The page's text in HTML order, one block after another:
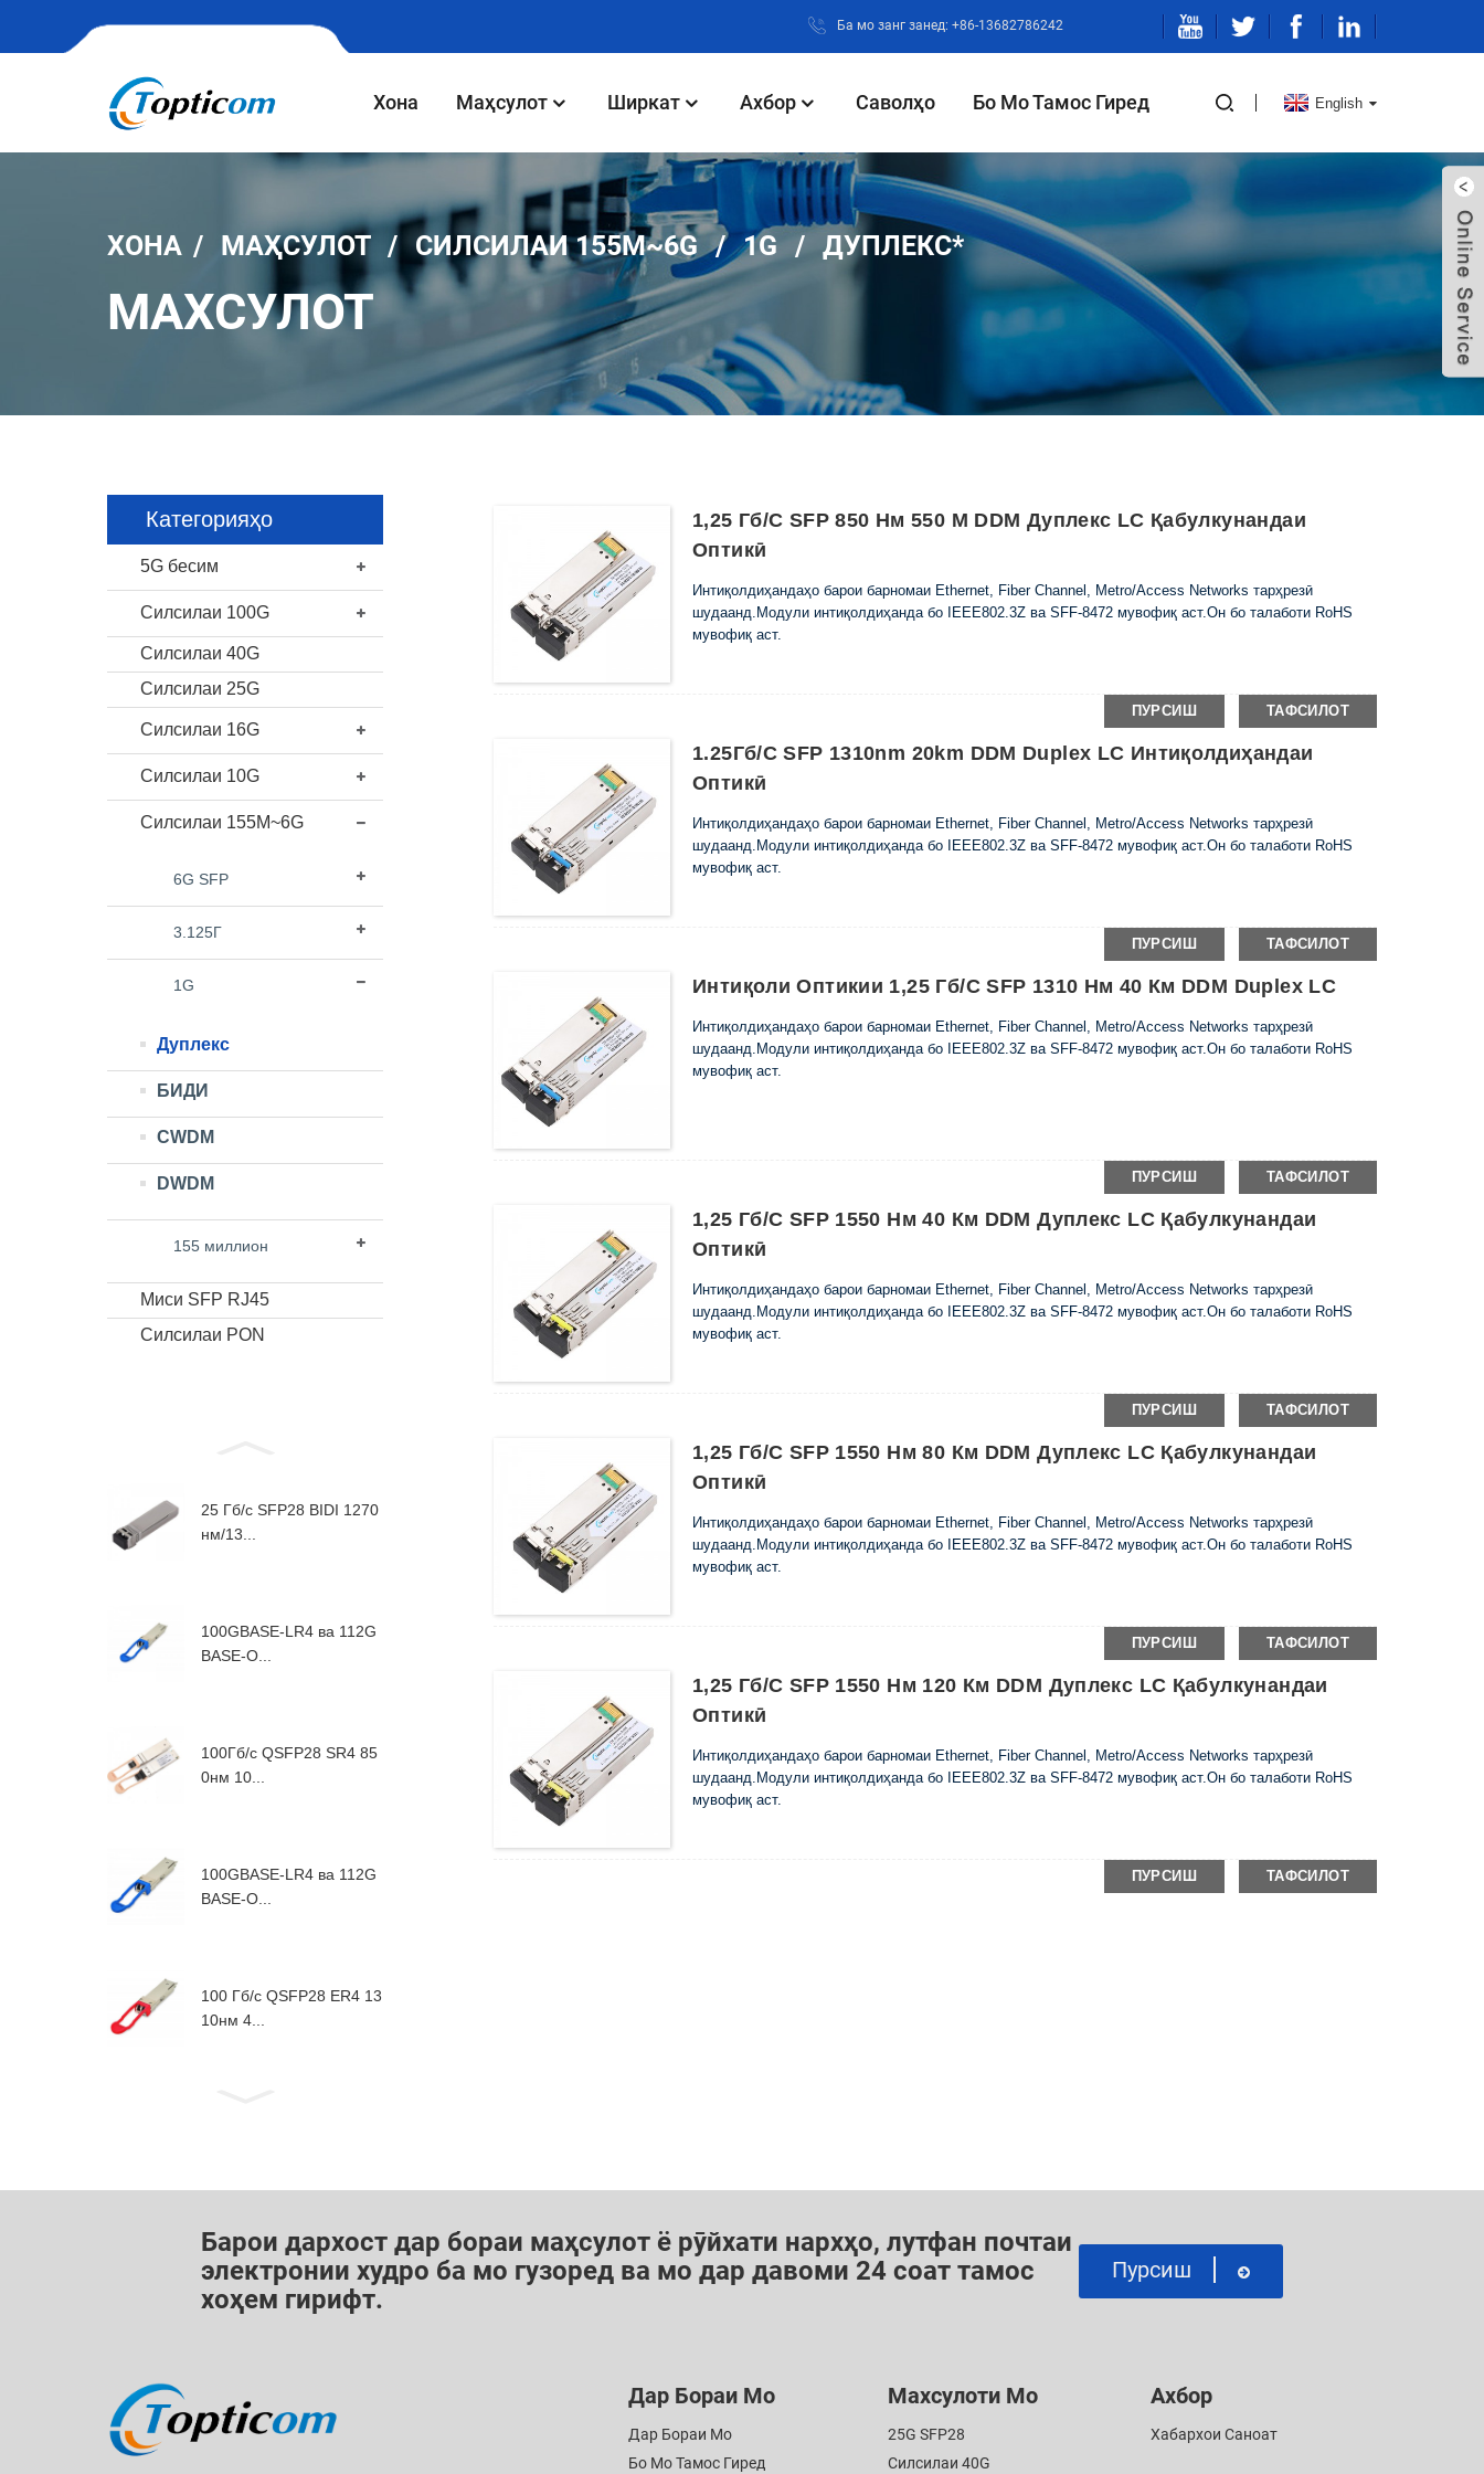
Ба мо занг занед: +86-13682786242
Хона Маҳсулот Ширкат Ахбор Саволҳо Бо Мо Тамос Гиред English
ХОНА МАҲСУЛОТ СИЛСИЛАИ 155M~6G 1G ДУПЛЕКС*
МАХСУЛОТ
Категорияҳо
5G бесим
Силсилаи 100G
Силсилаи 40G
Силсилаи 25G
Силсилаи 16G
Силсилаи 10G
Силсилаи 155M~6G
6G SFP
3.125Г
1G
Дуплекс
БИДИ
CWDM
DWDM
155 миллион
Миси SFP RJ45
Силсилаи PON
25 Гб/с SFP28 BIDI 1270
нм/13...
100GBASE-LR4 ва 112G
BASE-O...
100Гб/с QSFP28 SR4 85
0нм 10...
100GBASE-LR4 ва 112G
BASE-O...
100 Гб/с QSFP28 ER4 13
10нм 4...
1,25 Гб/с SFP 850 Нм 550 М DDM Дуплекс LC Қабулкунандаи
Оптикӣ
Интиқолдиҳандаҳо барои барномаи Ethernet, Fiber Channel, Metro/Access Networks тарҳрезӣ
шудаанд.Модули интиқолдиҳанда бо IEEE802.3Z ва SFF-8472 мувофиқ аст.Он бо талаботи RoHS
мувофиқ аст.
ПУРСИШ ТАФСИЛОТ
1.25Гб/с SFP 1310nm 20km DDM Duplex LC Интиқолдиҳандаи
Оптикӣ
Интиқолдиҳандаҳо барои барномаи Ethernet, Fiber Channel, Metro/Access Networks тарҳрезӣ
шудаанд.Модули интиқолдиҳанда бо IEEE802.3Z ва SFF-8472 мувофиқ аст.Он бо талаботи RoHS
мувофиқ аст.
ПУРСИШ ТАФСИЛОТ
Интиқоли Оптикии 1,25 Гб/с SFP 1310 Нм 40 Км DDM Duplex LC
Интиқолдиҳандаҳо барои барномаи Ethernet, Fiber Channel, Metro/Access Networks тарҳрезӣ
шудаанд.Модули интиқолдиҳанда бо IEEE802.3Z ва SFF-8472 мувофиқ аст.Он бо талаботи RoHS
мувофиқ аст.
ПУРСИШ ТАФСИЛОТ
1,25 Гб/с SFP 1550 Нм 40 Км DDM Дуплекс LC Қабулкунандаи
Оптикӣ
Интиқолдиҳандаҳо барои барномаи Ethernet, Fiber Channel, Metro/Access Networks тарҳрезӣ
шудаанд.Модули интиқолдиҳанда бо IEEE802.3Z ва SFF-8472 мувофиқ аст.Он бо талаботи RoHS
мувофиқ аст.
ПУРСИШ ТАФСИЛОТ
1,25 Гб/с SFP 1550 Нм 80 Км DDM Дуплекс LC Қабулкунандаи
Оптикӣ
Интиқолдиҳандаҳо барои барномаи Ethernet, Fiber Channel, Metro/Access Networks тарҳрезӣ
шудаанд.Модули интиқолдиҳанда бо IEEE802.3Z ва SFF-8472 мувофиқ аст.Он бо талаботи RoHS
мувофиқ аст.
ПУРСИШ ТАФСИЛОТ
1,25 Гб/с SFP 1550 Нм 120 Км DDM Дуплекс LC Қабулкунандаи
Оптикӣ
Интиқолдиҳандаҳо барои барномаи Ethernet, Fiber Channel, Metro/Access Networks тарҳрезӣ
шудаанд.Модули интиқолдиҳанда бо IEEE802.3Z ва SFF-8472 мувофиқ аст.Он бо талаботи RoHS
мувофиқ аст.
ПУРСИШ ТАФСИЛОТ
Барои дархост дар бораи маҳсулот ё рӯйхати нархҳо, лутфан почтаи
электронии худро ба мо гузоред ва мо дар давоми 24 соат тамос
хоҳем гирифт.
Пурсиш
Дар Бораи Мо
Дар Бораи Мо
Бо Мо Тамос Гиред
Махсулоти Мо
25G SFP28
Силсилаи 40G
Ахбор
Хабархои Саноат